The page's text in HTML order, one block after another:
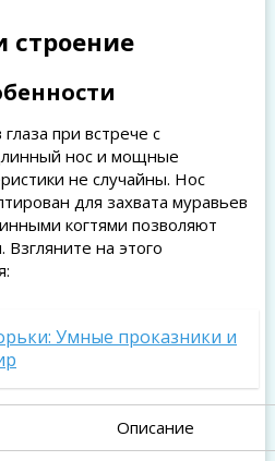
при встрече с
нос и мощные
не случайны. Нос
для захвата муравьев
когтями позволяют
на этого
Умные проказники и
Описание